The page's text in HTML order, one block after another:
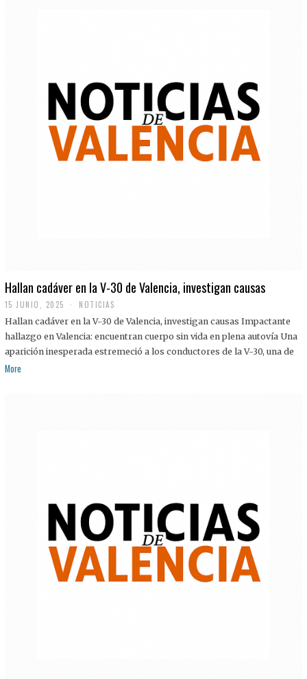
Hallan cadáver en la V-30 de Valencia, investigan causas
15 JUNIO, 2025 NOTICIAS
Hallan cadáver en la V-30 de Valencia, investigan causas Impactante
hallazgo en Valencia: encuentran cuerpo sin vida en plena autovía Una
aparición inesperada estremeció a los conductores de la V-30, una de
More